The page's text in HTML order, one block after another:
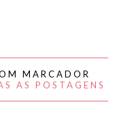
MARCADOR
AS POSTAGENS